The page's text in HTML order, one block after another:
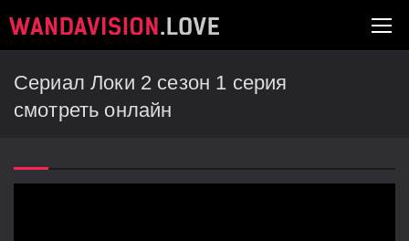
Сериал Локи 2 сезон 1 серия
смотреть онлайн